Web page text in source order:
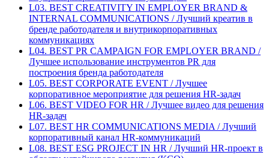
L03. BEST CREATIVITY IN EMPLOYER BRAND &
INTERNAL COMMUNICATIONS / Лучший креатив в
бренде работодателя и внутрикорпоративных
коммуникациях
L04. BEST PR CAMPAIGN FOR EMPLOYER BRAND /
Лучшее использование инструментов PR для
построения бренда работодателя
L05. BEST CORPORATE EVENT / Лучшее
корпоративное мероприятие для решения HR-задач
L06. BEST VIDEO FOR HR / Лучшее видео для решения
HR-задач
L07. BEST HR COMMUNICATIONS MEDIA / Лучший
корпоративный канал HR-коммуникаций
L08. BEST ESG PROJECT IN HR / Лучший HR-проект в